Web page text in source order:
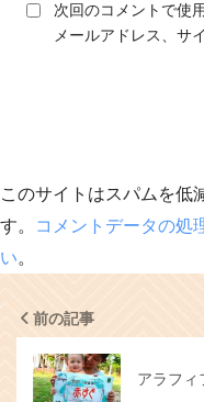
次回のコメントで使
メールアドレス、サ
このサイトはスパムを低
す。
コメントデータの処
い。
前の記事
アラフィ